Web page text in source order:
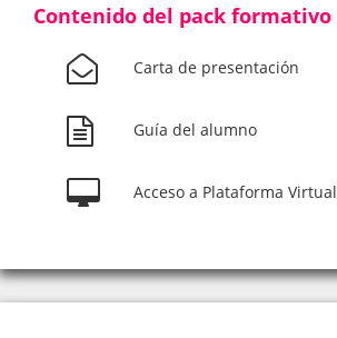
Contenido del pack formativo
Carta de presentación
Guía del alumno
Acceso a Plataforma Virtual